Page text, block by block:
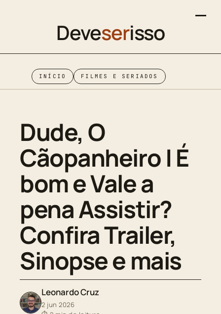
Deveserisso
INÍCIO FILMES E SERIADOS
Dude, O
Cãopanheiro | É
bom e Vale a
pena Assistir?
Confira Trailer,
Sinopse e mais
Leonardo Cruz
2 jun 2026